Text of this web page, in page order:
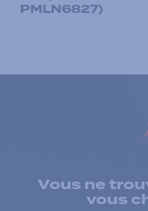
PMLN6827)
Vous ne
vous